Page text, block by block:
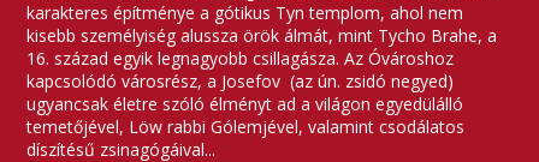
karakteres építménye a gótikus Tyn templom, ahol nem
kisebb személyiség alussza örök álmát, mint Tycho Brahe, a
16. század egyik legnagyobb csillagásza. Az Óvároshoz
kapcsolódó városrész, a Josefov (az ún. zsidó negyed)
ugyancsak életre szóló élményt ad a világon egyedülálló
temetőjével, Löw rabbi Gólemjével, valamint csodálatos
díszítésű zsinagógáival...